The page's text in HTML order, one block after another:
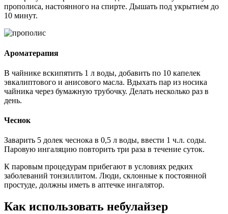
прополиса, настоянного на спирте. Дышать под укрытием до
10 минут.
Ароматерапия
В чайнике вскипятить 1 л воды, добавить по 10 капелек
эвкалиптового и анисового масла. Вдыхать пар из носика
чайника через бумажную трубочку. Делать несколько раз в
день.
Чеснок
Заварить 5 долек чеснока в 0,5 л воды, ввести 1 ч.л. соды.
Паровую ингаляцию повторить три раза в течение суток.
К паровым процедурам прибегают в условиях редких
заболеваний тонзиллитом. Люди, склонные к постоянной
простуде, должны иметь в аптечке ингалятор.
Как использовать небулайзер